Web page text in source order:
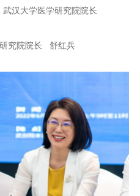
汉大学医学研究院院长
究院院长 舒红兵